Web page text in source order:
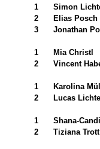
1
Simon
2
Elias Posch
3
Jonathan
1
Mia Christl
2
Vincent
1
Karolina
2
Lucas
1
Shana-
2
Tiziana Trott